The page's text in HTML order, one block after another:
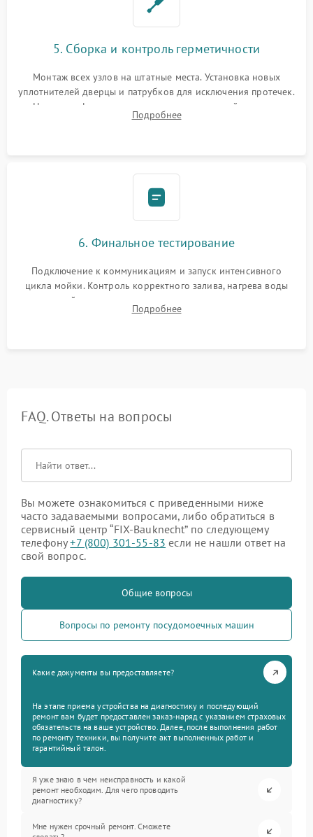
5. Сборка и контроль герметичности
Монтаж всех узлов на штатные места. Установка новых
уплотнителей дверцы и патрубков для исключения протечек.
Надежная фиксация хомутов гидравлической системы,
сборка корпуса и установка датчика поплавка.
Подробнее
6. Финальное тестирование
Подключение к коммуникациям и запуск интенсивного
цикла мойки. Контроль корректного залива, нагрева воды
до нужной температуры, отсутствия посторонних шумов,
штатного слива и абсолютной сухости в поддоне.
Подробнее
FAQ. Ответы на вопросы
Вы можете ознакомиться с приведенными ниже
часто задаваемыми вопросами, либо обратиться в
сервисный центр “FIX-Bauknecht” по следующему
телефону+7 (800) 301-55-83 если не нашли ответ на
свой вопрос.
Общие вопросы
Вопросы по ремонту посудомоечных машин
Какие документы вы предоставляете?
На этапе приема устройства на диагностику и последующий
ремонт вам будет предоставлен заказ-наряд с указанием страховых
обязательств на ваше устройство. Далее, после выполнения работ
по ремонту техники, вы получите акт выполненных работ и
гарантийный талон.
Я уже знаю в чем неисправность и какой
ремонт необходим. Для чего проводить
диагностику?
Мне нужен срочный ремонт. Сможете